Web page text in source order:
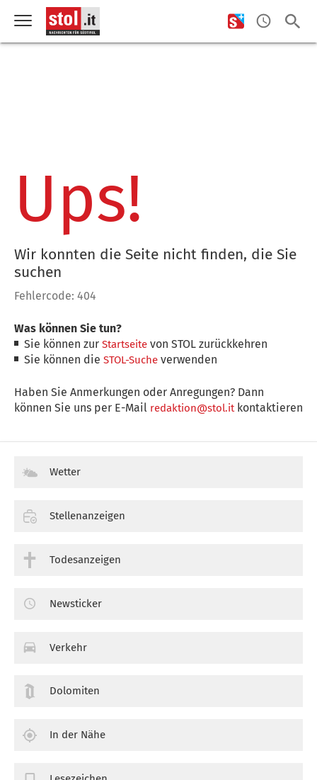
Ups!
Wir konnten die Seite nicht finden, die Sie
suchen
Fehlercode: 404
Was können Sie tun?
Sie können zurStartseite von STOL zurückkehren
Sie können dieSTOL-Suche verwenden
Haben Sie Anmerkungen oder Anregungen? Dann
können Sie uns per E-Mail redaktion@stol.itkontaktieren
Wetter
Stellenanzeigen
Todesanzeigen
Newsticker
Verkehr
Dolomiten
In der Nähe